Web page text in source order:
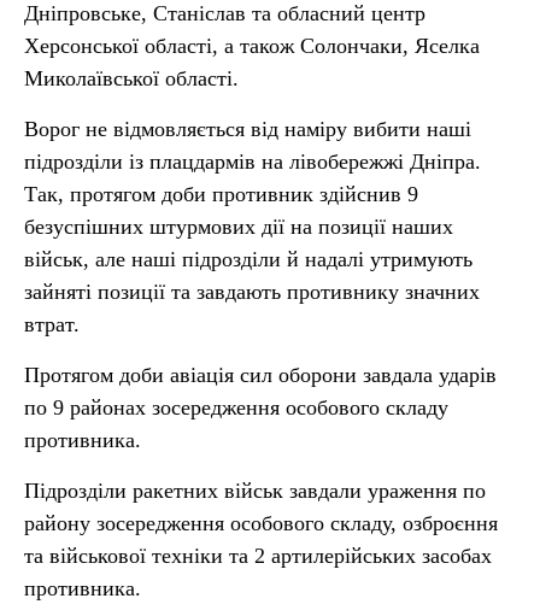
Дніпровське, Станіслав та обласний центр
Херсонської області, а також Солончаки, Яселка
Миколаївської області.
Ворог не відмовляється від наміру вибити наші
підрозділи із плацдармів на лівобережжі Дніпра.
Так, протягом доби противник здійснив 9
безуспішних штурмових дії на позиції наших
військ, але наші підрозділи й надалі утримують
зайняті позиції та завдають противнику значних
втрат.
Протягом доби авіація сил оборони завдала ударів
по 9 районах зосередження особового складу
противника.
Підрозділи ракетних військ завдали ураження по
району зосередження особового складу, озброєння
та військової техніки та 2 артилерійських засобах
противника.